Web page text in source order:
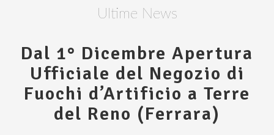
Ultime News
Dal 1° Dicembre Apertura
Ufficiale del Negozio di
Fuochi d’Artificio a Terre
del Reno (Ferrara)